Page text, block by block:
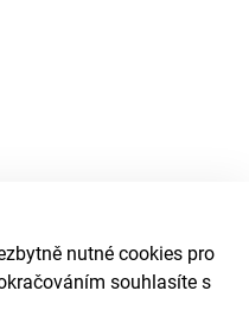
nutné cookies pro
souhlasíte s